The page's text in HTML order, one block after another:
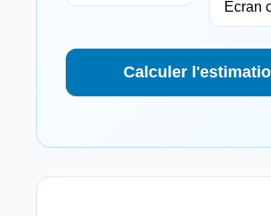
Calculer